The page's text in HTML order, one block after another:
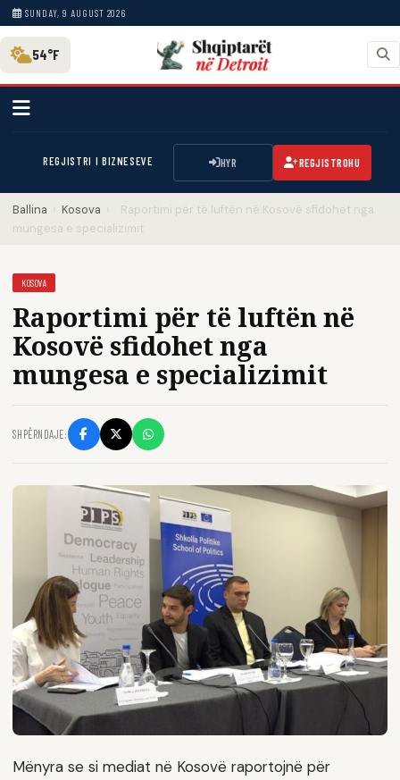
SUNDAY, 9 AUGUST 2026
54°F
REGJISTRI I BIZNESEVE HYR REGJISTROHU
Ballina › Kosova ›
Raportimi për të luftën në Kosovë sfidohet nga
mungesa e specializimit
KOSOVA
Raportimi për të luftën në
Kosovë sfidohet nga
mungesa e specializimit
SHPËRNDAJE:
Mënyra se si mediat në Kosovë raportojnë për